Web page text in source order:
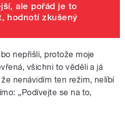
ale pořád je to
hodnotí zkušený
nepřišli, protože moje
všichni to věděli a já
nenávidím ten režim, nelíbí
„Podívejte se na to,